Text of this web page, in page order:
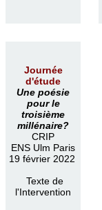
Journée
d'étude
Une poésie
pour le
troisième
millénaire?
CRIP
ENS Ulm Paris
19 février 2022
Texte de
l'Intervention